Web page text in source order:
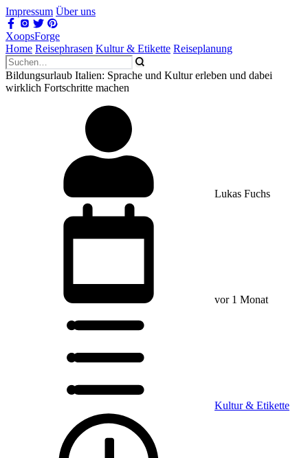
Impressum Über uns
XoopsForge
Home Reisephrasen Kultur & Etikette Reiseplanung
Bildungsurlaub Italien: Sprache und Kultur erleben und dabei
wirklich Fortschritte machen
Lukas Fuchs
vor 1 Monat
Kultur & Etikette